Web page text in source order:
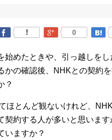
0
始めたときや、引っ越しを
かの確認後、NHKとの契約
？
ほとんど観ないけれど、
契約する人が多いと思いま
いますか？